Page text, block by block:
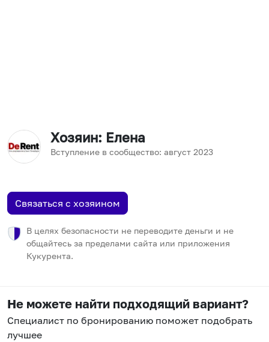
Хозяин: Елена
Вступление в сообщество: август 2023
Связаться с хозяином
В целях безопасности не переводите деньги и не
общайтесь за пределами сайта или приложения
Кукурента.
Не можете найти подходящий вариант?
Специалист по бронированию поможет подобрать
лучшее